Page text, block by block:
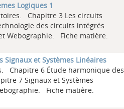
Logiques 1
Chapitre 3 Les circuits
des circuits intégrés
Webographie. Fiche matière.
Signaux et Systèmes Linéaires
Chapitre 6 Étude harmonique des
7 Signaux et Systèmes
Fiche matière.